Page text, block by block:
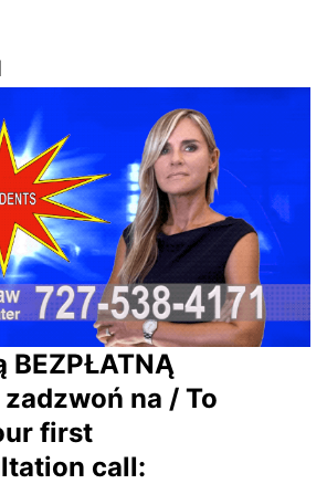
BEZPŁATNĄ
na / To
first
call: